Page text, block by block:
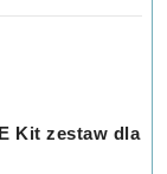
Kit zestaw dla